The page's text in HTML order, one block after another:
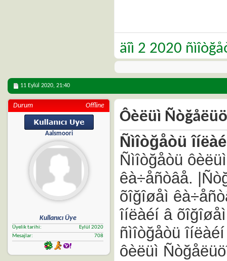
äîì 2 2020
11 Eylül 2020, 21:40
Durum Offline
Aalsmoori
Kullanıcı Üye
Üyelik tarihi
Eylül 2020
Mesajlar
708
Ôèëüì
Ñìîòğåòü
Ñìîòğåòü
êà÷åñòâå.
õîğîøåì
îíëàéí â õîğîøåì
ñìîòğåòü
ôèëüì